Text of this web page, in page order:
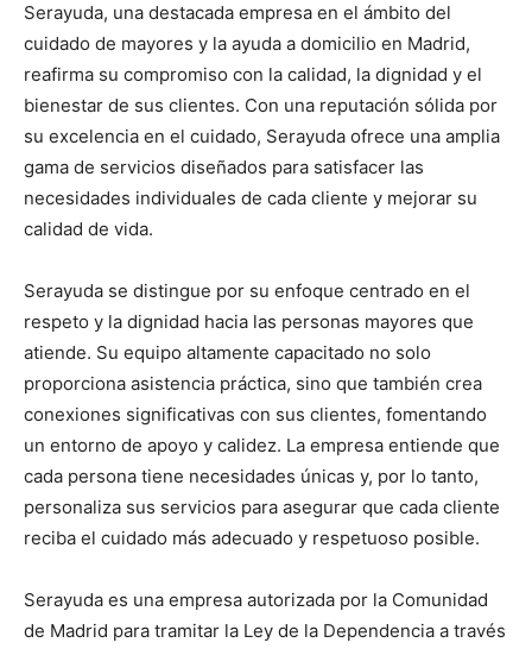
Serayuda, una destacada empresa en el ámbito del
cuidado de mayores y la ayuda a domicilio en Madrid,
reafirma su compromiso con la calidad, la dignidad y el
bienestar de sus clientes. Con una reputación sólida por
su excelencia en el cuidado, Serayuda ofrece una amplia
gama de servicios diseñados para satisfacer las
necesidades individuales de cada cliente y mejorar su
calidad de vida.
Serayuda se distingue por su enfoque centrado en el
respeto y la dignidad hacia las personas mayores que
atiende. Su equipo altamente capacitado no solo
proporciona asistencia práctica, sino que también crea
conexiones significativas con sus clientes, fomentando
un entorno de apoyo y calidez. La empresa entiende que
cada persona tiene necesidades únicas y, por lo tanto,
personaliza sus servicios para asegurar que cada cliente
reciba el cuidado más adecuado y respetuoso posible.
Serayuda es una empresa autorizada por la Comunidad
de Madrid para tramitar la Ley de la Dependencia a través